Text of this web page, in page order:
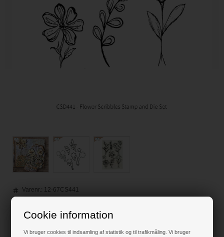
Cookie information
Vi bruger cookies til indsamling af statistik og til trafikmåling. Vi bruger
Varenr.: 12-67CS441
Loyalitetsrabat:6 Point- Læs mere